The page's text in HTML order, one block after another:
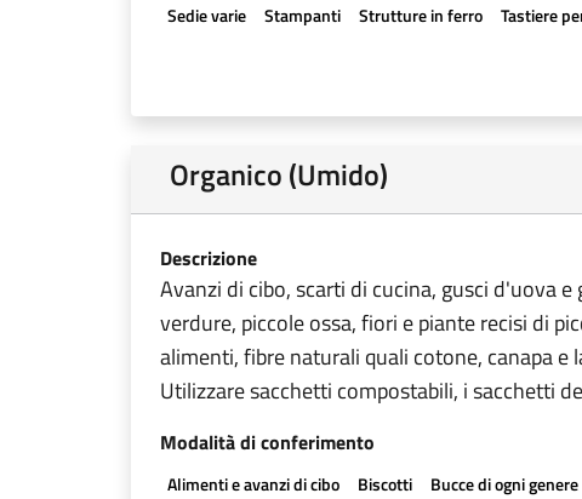
Sedie varie
Stampanti Strutture in ferro Tastiere
Organico (Umido)
Descrizione
Avanzi di cibo, scarti di cucina, gusci d'uova
verdure, piccole ossa, fiori e piante recisi di
alimenti, fibre naturali quali cotone, canapa e
Utilizzare sacchetti compostabili, i sacchetti
Modalità di conferimento
Alimenti e avanzi di cibo Biscotti Bucce di ogni genere